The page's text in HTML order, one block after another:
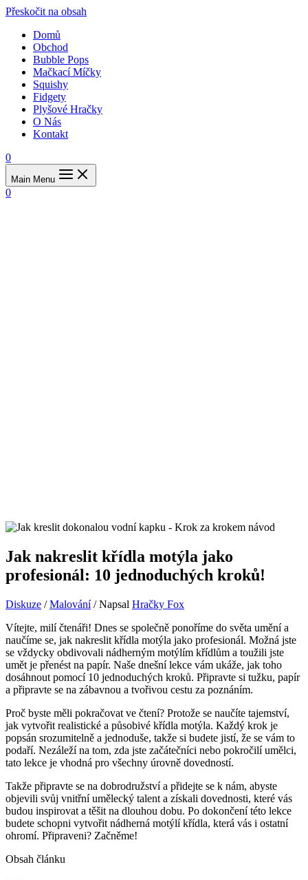
Přeskočit na obsah
Domů
Obchod
Bubble Pops
Mačkací Míčky
Squishy
Fidgety
Plyšové Hračky
O Nás
Kontakt
0
Main Menu
0
Jak nakreslit křídla motýla jako
profesionál: 10 jednoduchých kroků!
Diskuze /Malování/ Napsal Hračky Fox
Vítejte, milí čtenáři! Dnes se společně ponoříme do světa umění a
naučíme se, jak nakreslit křídla motýla jako profesionál. Možná jste
se vždycky obdivovali nádherným motýlím křídlům a toužili jste
umět je přenést na papír. Naše dnešní lekce vám ukáže, jak toho
dosáhnout pomocí 10 jednoduchých kroků. Připravte si tužku, papír
a připravte se na zábavnou a tvořivou cestu za poznáním.
Proč byste měli pokračovat ve čtení? Protože se naučíte tajemství,
jak vytvořit realistické a působivé křídla motýla. Každý krok je
popsán srozumitelně a jednoduše, takže si budete jistí, že se vám to
podaří. Nezáleží na tom, zda jste začátečníci nebo pokročilí umělci,
tato lekce je vhodná pro všechny úrovně dovedností.
Takže připravte se na dobrodružství a přidejte se k nám, abyste
objevili svůj vnitřní umělecký talent a získali dovednosti, které vás
budou inspirovat a těšit na dlouhou dobu. Po dokončení této lekce
budete schopni vytvořit nádherná motýlí křídla, která vás i ostatní
ohromí. Připraveni? Začněme!
Obsah článku